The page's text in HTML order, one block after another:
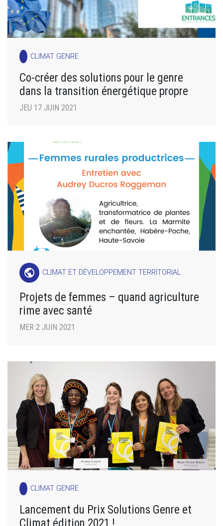
CLIMAT GENRE
Co-créer des solutions pour le genre
dans la transition énergétique propre
JEU 17 JUIN 2021
public CLIMAT ET DÉVELOPPEMENT TERRITORIAL
Projets de femmes – quand agriculture
rime avec santé
MER 2 JUIN 2021
CLIMAT GENRE
Lancement du Prix Solutions Genre et
Climat édition 2021 !